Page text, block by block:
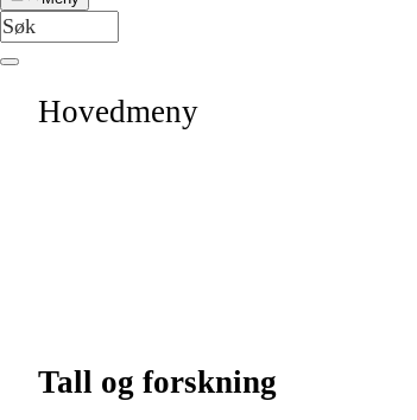
Hovedmeny
Tall og forskning